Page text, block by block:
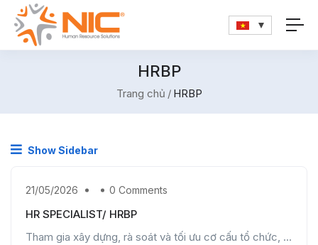
HRBP
Trang chủ HRBP
Show Sidebar
21/05/2026 0 Comments
HR SPECIALIST/ HRBP
Tham gia xây dựng, rà soát và tối ưu cơ cấu tổ chức, ...